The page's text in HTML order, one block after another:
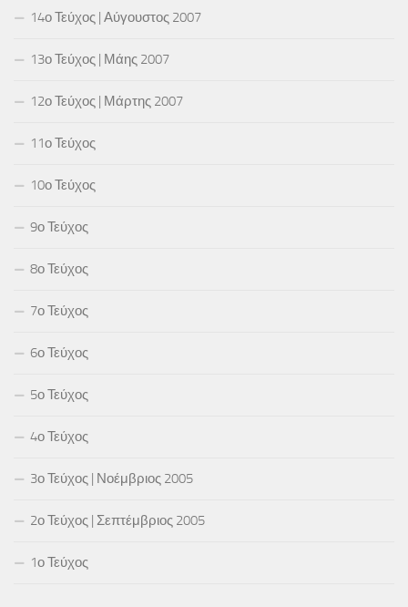
14ο Τεύχος | Αύγουστος 2007
13ο Τεύχος | Μάης 2007
12ο Τεύχος | Μάρτης 2007
11ο Τεύχος
10ο Τεύχος
9ο Τεύχος
8ο Τεύχος
7ο Τεύχος
6ο Τεύχος
5ο Τεύχος
4ο Τεύχος
3ο Τεύχος | Νοέμβριος 2005
2ο Τεύχος | Σεπτέμβριος 2005
1ο Τεύχος